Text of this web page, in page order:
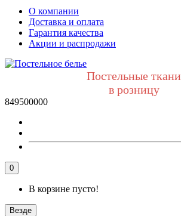
О компании
Доставка и оплата
Гарантия качества
Акции и распродажи
Постельные ткани
в розницу
849500000
0
В корзине пусто!
Везде